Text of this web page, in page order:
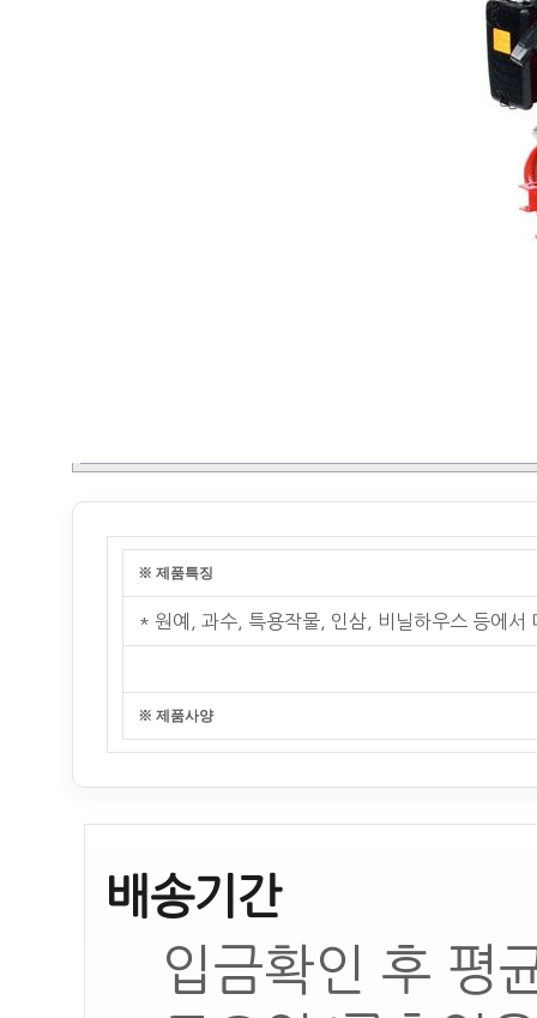
※ 제품특징
* 원예, 과수, 특용작물, 인삼, 비닐하우스 등에서
※ 제품사양
배송기간
입금확인 후 평